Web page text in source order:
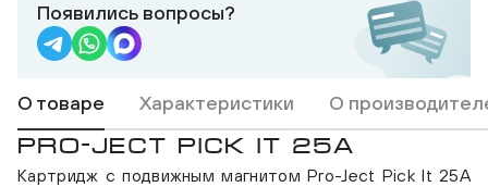
Появились вопросы?
О товаре Характеристики О
PRO-JECT PICK IT 25A
Картридж с подвижным магнитом Pro-Ject Pick It 25A